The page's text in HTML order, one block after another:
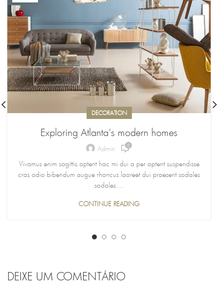
DECORATION
Exploring Atlanta’s modern homes
Admin 0
Vivamus enim sagittis aptent hac mi dui a per aptent suspendisse
cras odio bibendum augue rhoncus laoreet dui praesent sodales
sodales....
CONTINUE READING
DEIXE UM COMENTÁRIO